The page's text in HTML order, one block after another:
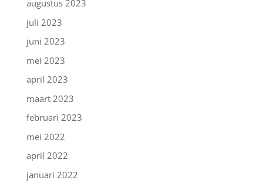
augustus 2023
juli 2023
juni 2023
mei 2023
april 2023
maart 2023
februari 2023
mei 2022
april 2022
januari 2022